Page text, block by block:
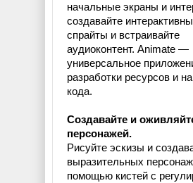
начальные экраны и
создавайте
спрайты и встраивайте
аудиоконтент. Animate —
универсальное
разработки ресурсов и
кода.
Создавайте и
персонажей.
Рисуйте эскизы и
выразительных
помощью кистей с